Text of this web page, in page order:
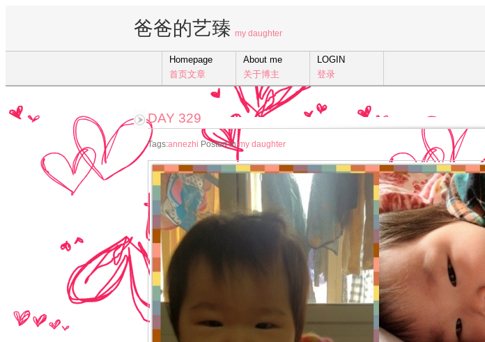
爸爸的艺臻 my daughter
Homepage
首页文章
About me
关于博主
LOGIN
登录
DAY 329
Tags:annezhi Posted inmy daughter